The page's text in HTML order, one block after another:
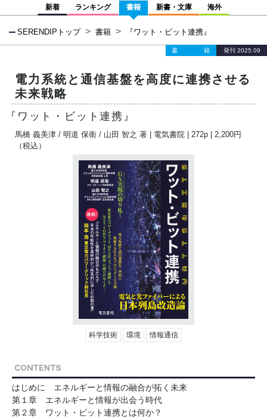
新着 ランキング 書籍 新書・文庫 海外
SERENDIPトップ 書籍 『ワット・ビット連携』
書籍 発刊 2025.09
電力系統と通信基盤を高度に連携させる
未来戦略
『ワット・ビット連携』
馬橋 義美津 / 明道 保衛 / 山田 智之 著 | 電気書院 | 272p | 2,200円
（税込）
科学技術 環境 情報通信
はじめに エネルギーと情報の融合が拓く未来
第１章 エネルギーと情報が出会う時代
第２章 ワット・ビット連携とは何か？